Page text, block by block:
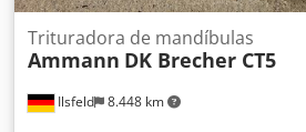
Ilsfeld 8.448 km
Trituradora de mandíbulas
Ammann DK Brecher CT5